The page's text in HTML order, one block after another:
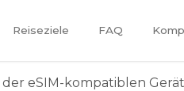
Reiseziele FAQ
der eSIM-kompatiblen